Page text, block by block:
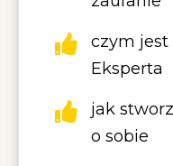
czym jest
Eksperta
jak
o sobie